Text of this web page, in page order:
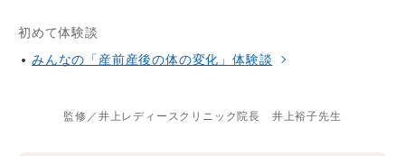
初めて体験談
みんなの「産前産後の体の変化」体験談
監修／井上レディースクリニック院長 井上裕子先生